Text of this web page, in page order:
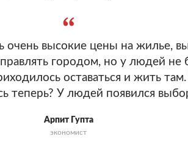
очень высокие цены на жилье,
городом, но у людей не
оставаться и жить
теперь? У людей появился
Арпит Гупта
экономист